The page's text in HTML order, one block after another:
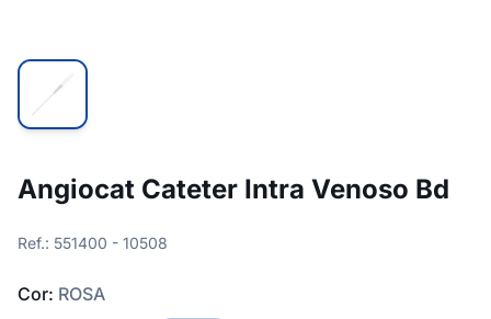
Angiocat Cateter Intra Venoso Bd
Ref.: 551400 - 10508
Cor: ROSA